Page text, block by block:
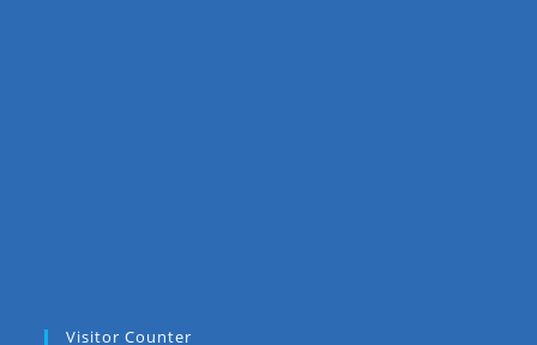
Visitor Counter